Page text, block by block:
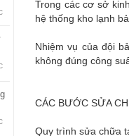
Trong các cơ sở
hệ thống kho lạnh
Nhiệm vụ của đội
không đúng công
CÁC BƯỚC SỬA
Quy trình sửa chữa